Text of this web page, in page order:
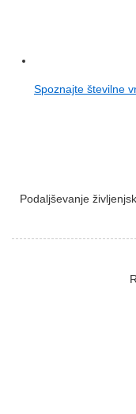
Spoznajte številne
Podaljševanje